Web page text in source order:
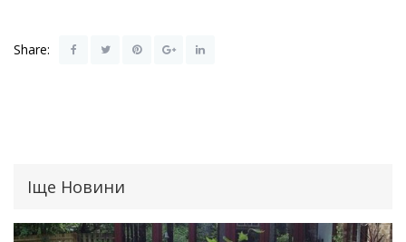
Share:
Іще Новини